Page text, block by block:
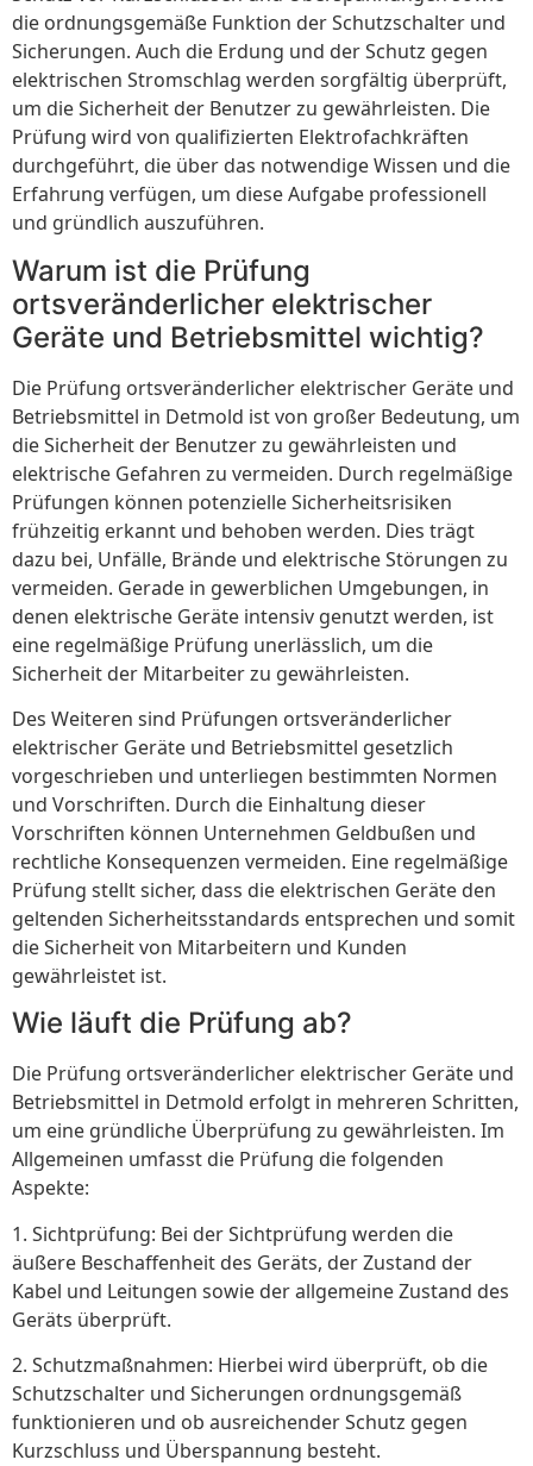
die ordnungsgemäße Funktion der Schutzschalter und
Sicherungen. Auch die Erdung und der Schutz gegen
elektrischen Stromschlag werden sorgfältig überprüft,
um die Sicherheit der Benutzer zu gewährleisten. Die
Prüfung wird von qualifizierten Elektrofachkräften
durchgeführt, die über das notwendige Wissen und die
Erfahrung verfügen, um diese Aufgabe professionell
und gründlich auszuführen.
Warum ist die Prüfung
ortsveränderlicher elektrischer
Geräte und Betriebsmittel wichtig?
Die Prüfung ortsveränderlicher elektrischer Geräte und
Betriebsmittel in Detmold ist von großer Bedeutung, um
die Sicherheit der Benutzer zu gewährleisten und
elektrische Gefahren zu vermeiden. Durch regelmäßige
Prüfungen können potenzielle Sicherheitsrisiken
frühzeitig erkannt und behoben werden. Dies trägt
dazu bei, Unfälle, Brände und elektrische Störungen zu
vermeiden. Gerade in gewerblichen Umgebungen, in
denen elektrische Geräte intensiv genutzt werden, ist
eine regelmäßige Prüfung unerlässlich, um die
Sicherheit der Mitarbeiter zu gewährleisten.
Des Weiteren sind Prüfungen ortsveränderlicher
elektrischer Geräte und Betriebsmittel gesetzlich
vorgeschrieben und unterliegen bestimmten Normen
und Vorschriften. Durch die Einhaltung dieser
Vorschriften können Unternehmen Geldbußen und
rechtliche Konsequenzen vermeiden. Eine regelmäßige
Prüfung stellt sicher, dass die elektrischen Geräte den
geltenden Sicherheitsstandards entsprechen und somit
die Sicherheit von Mitarbeitern und Kunden
gewährleistet ist.
Wie läuft die Prüfung ab?
Die Prüfung ortsveränderlicher elektrischer Geräte und
Betriebsmittel in Detmold erfolgt in mehreren Schritten,
um eine gründliche Überprüfung zu gewährleisten. Im
Allgemeinen umfasst die Prüfung die folgenden
Aspekte:
1. Sichtprüfung: Bei der Sichtprüfung werden die
äußere Beschaffenheit des Geräts, der Zustand der
Kabel und Leitungen sowie der allgemeine Zustand des
Geräts überprüft.
2. Schutzmaßnahmen: Hierbei wird überprüft, ob die
Schutzschalter und Sicherungen ordnungsgemäß
funktionieren und ob ausreichender Schutz gegen
Kurzschluss und Überspannung besteht.